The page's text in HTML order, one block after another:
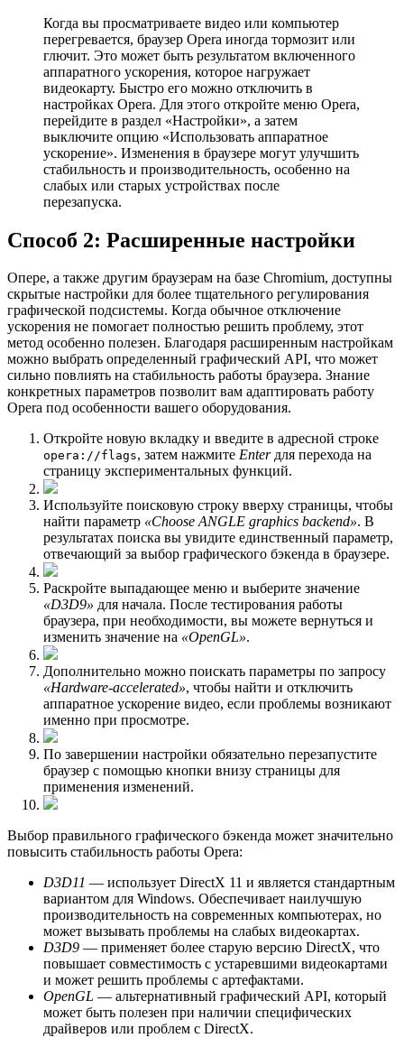
Когда вы просматриваете видео или компьютер
перегревается, браузер Opera иногда тормозит или
глючит. Это может быть результатом включенного
аппаратного ускорения, которое нагружает
видеокарту. Быстро его можно отключить в
настройках Opera. Для этого откройте меню Opera,
перейдите в раздел «Настройки», а затем
выключите опцию «Использовать аппаратное
ускорение». Изменения в браузере могут улучшить
стабильность и производительность, особенно на
слабых или старых устройствах после
перезапуска.
Способ 2: Расширенные настройки
Опере, а также другим браузерам на базе Chromium, доступны
скрытые настройки для более тщательного регулирования
графической подсистемы. Когда обычное отключение
ускорения не помогает полностью решить проблему, этот
метод особенно полезен. Благодаря расширенным настройкам
можно выбрать определенный графический API, что может
сильно повлиять на стабильность работы браузера. Знание
конкретных параметров позволит вам адаптировать работу
Opera под особенности вашего оборудования.
Откройте новую вкладку и введите в адресной строке
opera://flags, затем нажмите Enterдля перехода на
страницу экспериментальных функций.
Используйте поисковую строку вверху страницы, чтобы
найти параметр «Choose ANGLE graphics backend». В
результатах поиска вы увидите единственный параметр,
отвечающий за выбор графического бэкенда в браузере.
Раскройте выпадающее меню и выберите значение
«D3D9» для начала. После тестирования работы
браузера, при необходимости, вы можете вернуться и
изменить значение на «OpenGL».
Дополнительно можно поискать параметры по запросу
«Hardware-accelerated», чтобы найти и отключить
аппаратное ускорение видео, если проблемы возникают
именно при просмотре.
По завершении настройки обязательно перезапустите
браузер с помощью кнопки внизу страницы для
применения изменений.
Выбор правильного графического бэкенда может значительно
повысить стабильность работы Opera:
D3D11 — использует DirectX 11 и является стандартным
вариантом для Windows. Обеспечивает наилучшую
производительность на современных компьютерах, но
может вызывать проблемы на слабых видеокартах.
D3D9 — применяет более старую версию DirectX, что
повышает совместимость с устаревшими видеокартами
и может решить проблемы с артефактами.
OpenGL — альтернативный графический API, который
может быть полезен при наличии специфических
драйверов или проблем с DirectX.